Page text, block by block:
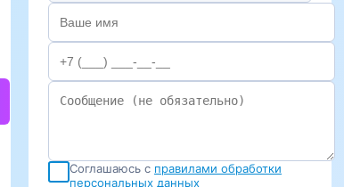
Соглашаюсь с правилами обработки
персональных данных